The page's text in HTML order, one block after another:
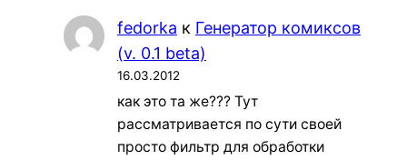
fedorka к Генератор комиксов
(v. 0.1 beta)
16.03.2012
как это та же??? Тут
рассматривается по сути своей
просто фильтр для обработки